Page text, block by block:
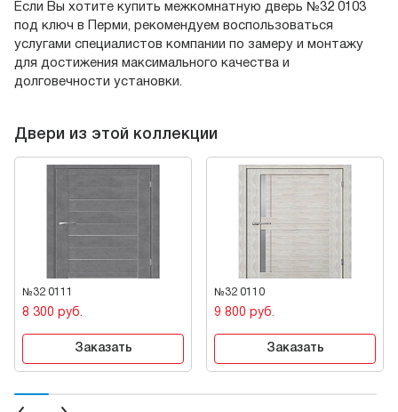
Если Вы хотите купить межкомнатную дверь №32 0103
под ключ в Перми, рекомендуем воспользоваться
услугами специалистов компании по замеру и монтажу
для достижения максимального качества и
долговечности установки.
Двери из этой коллекции
№32 0111
8 300 руб.
Заказать
№32 0110
9 800 руб.
Заказать